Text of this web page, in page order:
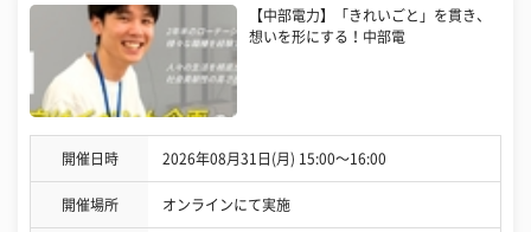
【中部電力】「きれいごと」を貫き、
想いを形にする！中部電
開催日時 2026年08月31日(月) 15:00〜16:00
開催場所 オンラインにて実施